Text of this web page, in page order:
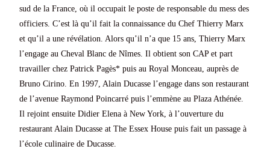
sud de la France, où il occupait le poste de responsable du mess des
officiers. C’est là qu’il fait la connaissance du Chef Thierry Marx
et qu’il a une révélation. Alors qu’il n’a que 15 ans, Thierry Marx
l’engage au Cheval Blanc de Nîmes. Il obtient son CAP et part
travailler chez Patrick Pagès* puis au Royal Monceau, auprès de
Bruno Cirino. En 1997, Alain Ducasse l’engage dans son restaurant
de l’avenue Raymond Poincarré puis l’emmène au Plaza Athénée.
Il rejoint ensuite Didier Elena à New York, à l’ouverture du
restaurant Alain Ducasse at The Essex House puis fait un passage à
l’école culinaire de Ducasse.